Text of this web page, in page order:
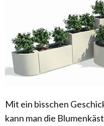
Mit ein bisschen
kann man die